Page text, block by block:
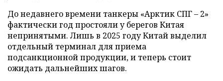
До недавнего времени танкеры «Арктик СПГ – 2»
фактически год простояли у берегов Китая
непринятыми. Лишь в 2025 году Китай выделил
отдельный терминал для приема
подсанкционной продукции, и теперь стоит
ожидать дальнейших шагов.